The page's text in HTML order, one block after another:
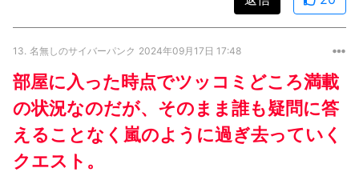
13. 名無しのサイバーパンク 2024年09月17日 17:48
部屋に入った時点でツッコミどころ満載
の状況なのだが、そのまま誰も疑問に答
えることなく嵐のように過ぎ去っていく
クエスト。